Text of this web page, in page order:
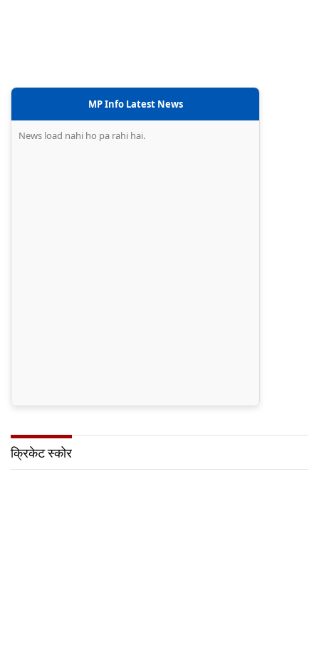
MP Info Latest News
News load nahi ho pa rahi hai.
क्रिकेट स्कोर